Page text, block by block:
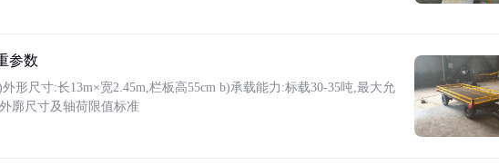
参数
形尺寸:长13m×宽2.45m,栏板高55cm b)承载能力:标载30-35吨,最大允
廓尺寸及轴荷限值标准